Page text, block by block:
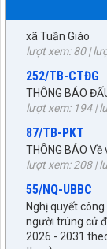
THÔNG BÁO
lượt xem: 194 |
87/TB-PKT
THÔNG BÁO
lượt xem: 208 |
55/NQ-UBBC
Nghị quyết
người trúng cử
2026 - 2031
theo)
lượt xem: 382 |
672/KH-UBND
27/NQ-HĐND
Về chủ trương
huyện Tuần